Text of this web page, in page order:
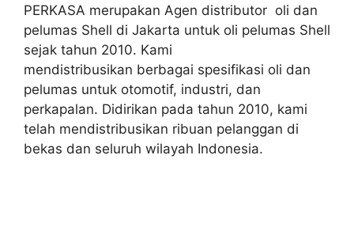
PERKASA merupakan Agen distributor oli dan
pelumas Shell di Jakarta untuk oli pelumas Shell
sejak tahun 2010. Kami
mendistribusikan berbagai spesifikasi oli dan
pelumas untuk otomotif, industri, dan
perkapalan. Didirikan pada tahun 2010, kami
telah mendistribusikan ribuan pelanggan di
bekas dan seluruh wilayah Indonesia.